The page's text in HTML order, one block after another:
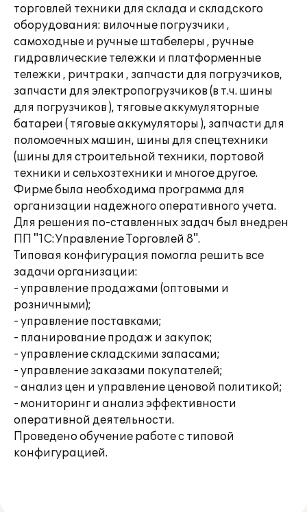
торговлей техники для склада и складского
оборудования: вилочные погрузчики ,
самоходные и ручные штабелеры , ручные
гидравлические тележки и платформенные
тележки , ричтраки , запчасти для погрузчиков,
запчасти для электропогрузчиков (в т.ч. шины
для погрузчиков ), тяговые аккумуляторные
батареи ( тяговые аккумуляторы ), запчасти для
поломоечных машин, шины для спецтехники
(шины для строительной техники, портовой
техники и сельхозтехники и многое другое.
Фирме была необходима программа для
организации надежного оперативного учета.
Для решения по-ставленных задач был внедрен
ПП "1С:Управление Торговлей 8".
Типовая конфигурация помогла решить все
задачи организации:
- управление продажами (оптовыми и
розничными);
- управление поставками;
- планирование продаж и закупок;
- управление складскими запасами;
- управление заказами покупателей;
- анализ цен и управление ценовой политикой;
- мониторинг и анализ эффективности
оперативной деятельности.
Проведено обучение работе с типовой
конфигурацией.